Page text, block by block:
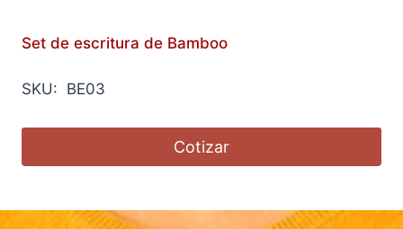
Set de escritura de Bamboo
SKU: BE03
Cotizar